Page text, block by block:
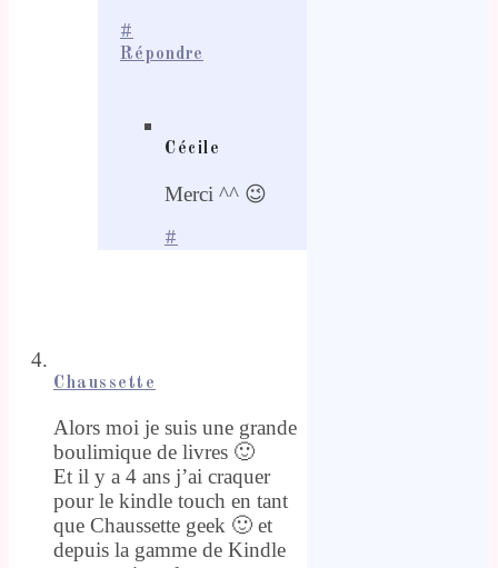
#
Répondre
Cécile
Merci ^^ 😉
#
Chaussette
Alors moi je suis une grande
boulimique de livres 🙂
Et il y a 4 ans j’ai craquer
pour le kindle touch en tant
que Chaussette geek 🙂 et
depuis la gamme de Kindle